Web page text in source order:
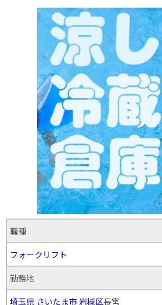
職種
フォークリフト
勤務地
埼玉県 さいたま市 岩槻区長宮